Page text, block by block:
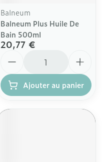
Balneum
Balneum Plus Huile De
Bain 500ml
20,77 €
Ajouter au panier